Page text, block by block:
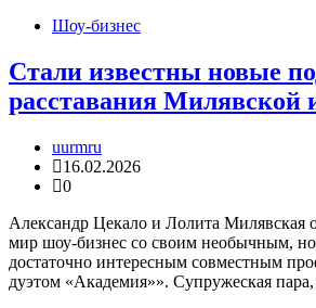
Шоу-бизнес
Стали известны новые
расставания Милявской
uurmru
16.02.2026
0
Александр Цекало и Лолита Милявская
мир шоу-бизнес со своим необычным,
достаточно интересным совместным
дуэтом «Академия»». Супружеская